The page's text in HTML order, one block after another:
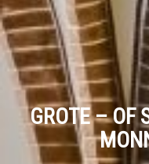
GROTE – OF